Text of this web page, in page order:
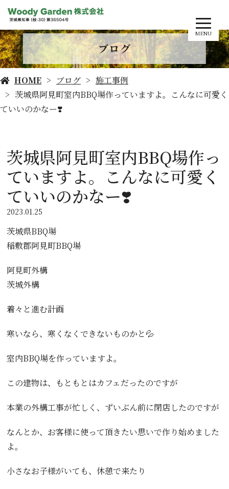
MENU
ブログ
HOME ブログ
施工事例
茨城県阿見町室内BBQ場作っていますよ。こんなに可愛く
ていいのかなー❣️
茨城県阿見町室内BBQ場作っ
ていますよ。こんなに可愛く
ていいのかなー❣️
2023.01.25
茨城県BBQ場
稲敷郡阿見町BBQ場
阿見町外構
茨城外構
着々と進む計画
寒いなら、寒くなくできないものかと💦
室内BBQ場を作っていますよ。
この建物は、もともとはカフェだったのですが
本業の外構工事が忙しく、ずいぶん前に閉店したのですが
なんとか、お客様に使って頂きたい思いで作り始めました
よ。
小さなお子様がいても、休憩で来たり